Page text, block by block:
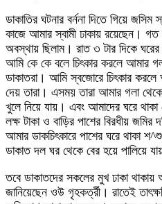
ডাকাতির ঘটনার বর্ননা দিতে গিয়ে জসিম
কাজে আমার স্বামী ঢাকায় রয়েছেন।
অবস্থায় ছিলাম। রাত ৩ টার দিকে
আমি কে কে বলে চিৎকার করলে আমার
ডাকাতরা। আমি স্বজোরে চিৎকার করলে
দেয় তারা। এসময় তারা আমার গলা
খুলে নিয়ে যায়। এবং আমাদের ঘরে
লক্ষ টাকা ও বাড়ির পাশের বিরধীয়
আমার ডাকচিৎকারে পাশের ঘরে থাকা
ডাকাত দল ঘর থেকে বের হয়ে পালিয়ে
তবে ডাকাতদের সকলের মুখ ঢাকা থাকায়
জানিয়েছেন ওউ গৃহকর্ত্রী। রাতেই